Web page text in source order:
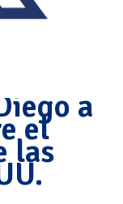
a
el
las